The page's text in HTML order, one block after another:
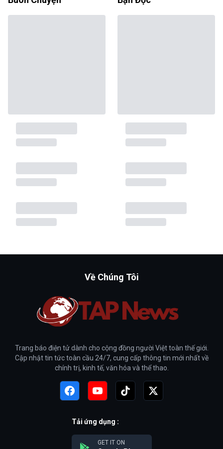
Về Chúng Tôi
Trang báo điện tử dành cho cộng đồng người Việt toàn thế giới.
Cập nhật tin tức toàn cầu 24/7, cung cấp thông tin mới nhất về
chính trị, kinh tế, văn hóa và thể thao.
Tải ứng dụng :
GET IT ON